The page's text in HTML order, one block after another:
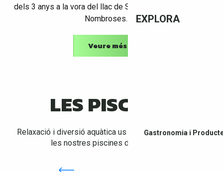
EXPLORA
Gastronomia i
dels 3 anys a la vora del llac de St Jean-Pla-de-Corts.
Nombroses...
Veure més
LES PISCINES
Relaxació i diversió aquàtica us esperen a cada bany a
les nostres piscines del